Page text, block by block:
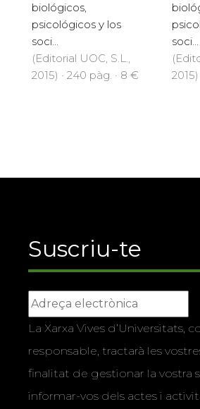
biológicos,
psicológicos y los
soci...
(Editorial UOC, S.L.,
2015) · 240 pàg. · 8 €
soci...
Suscriu-te
La Xarxa Vives d’Universitats,
responsable, tractarà les
finalitat de gestionar la vostra
informar-vos dels actes i